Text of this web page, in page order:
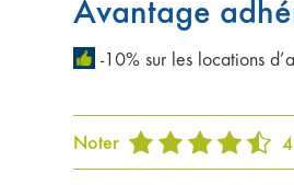
Avantage
-10% sur les locations
Noter